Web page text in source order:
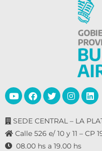
SEDE CENTRAL – LA
Calle 526 e/ 10 y 11 – CP
08.00 hs a 19.00 hs